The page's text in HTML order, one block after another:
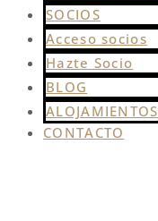
SOCIOS
Acceso socios
Hazte Socio
BLOG
ALOJAMIENTOS
CONTACTO